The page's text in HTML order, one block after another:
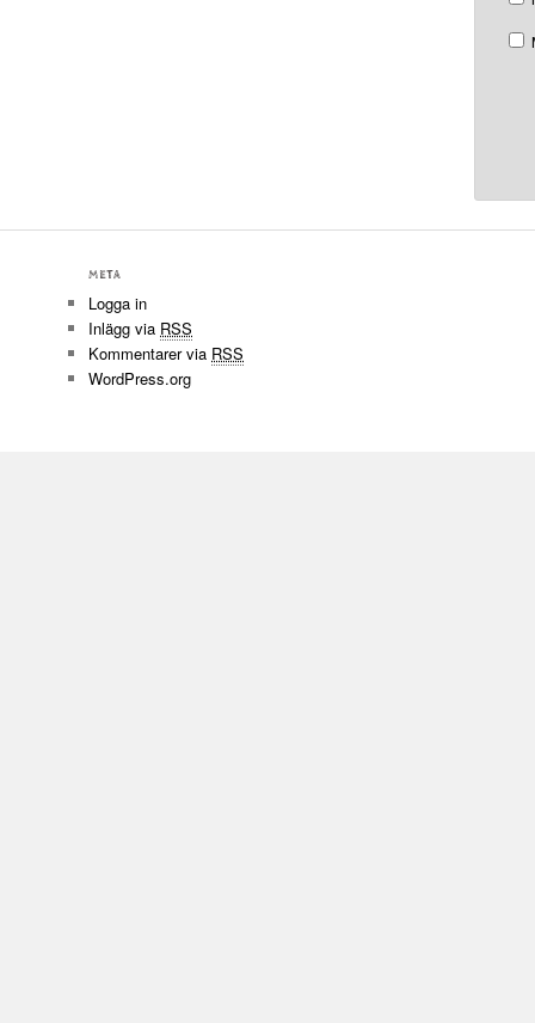
META
Logga in
Inlägg via RSS
Kommentarer via RSS
WordPress.org